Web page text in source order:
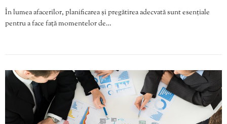
În lumea afacerilor, planificarea și pregătirea adecvată sunt esențiale
pentru a face față momentelor de…